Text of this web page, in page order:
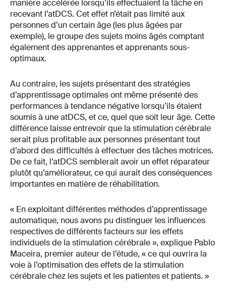
manière accélérée lorsqu’ils effectuaient la tâche en
recevant l’atDCS. Cet effet n’était pas limité aux
personnes d’un certain âge (les plus âgées par
exemple), le groupe des sujets moins âgés comptant
également des apprenantes et apprenants sous-
optimaux.
Au contraire, les sujets présentant des stratégies
d’apprentissage optimales ont même présenté des
performances à tendance négative lorsqu’ils étaient
soumis à une atDCS, et ce, quel que soit leur âge. Cette
différence laisse entrevoir que la stimulation cérébrale
serait plus profitable aux personnes présentant tout
d’abord des difficultés à effectuer des tâches motrices.
De ce fait, l’atDCS semblerait avoir un effet réparateur
plutôt qu’améliorateur, ce qui aurait des conséquences
importantes en matière de réhabilitation.
« En exploitant différentes méthodes d’apprentissage
automatique, nous avons pu distinguer les influences
respectives de différents facteurs sur les effets
individuels de la stimulation cérébrale », explique Pablo
Maceira, premier auteur de l’étude, « ce qui ouvrira la
voie à l’optimisation des effets de la stimulation
cérébrale chez les sujets et les patientes et patients. »